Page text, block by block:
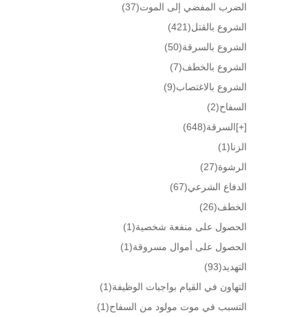
الضرب المفضي إلى الموت(37)
الشروع بالقتل(421)
الشروع بالسرقة(50)
الشروع بالخطف(7)
الشروع بالاغتصاب(9)
السفاح(2)
[+]السرقة(648)
الزنا(1)
الرشوة(27)
الدفاع الشرعي(67)
الخطف(26)
الحصول على منفعة شخصية(1)
الحصول على أموال مسروقة(1)
التهديد(93)
التهاون في القيام بواجبات الوظيفة(1)
التسبب في موت مولود من السفاح(1)